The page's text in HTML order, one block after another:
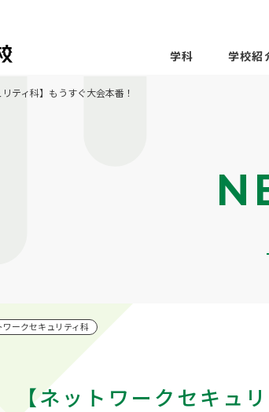
学科 学校紹
ティ科】もうすぐ大会本番！
ワークセキュリティ科
【ネットワークセキュ